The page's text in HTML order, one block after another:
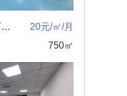
光明将石700平厂房，停车方便，交通便利原房东精装修
20元/㎡/月
750㎡